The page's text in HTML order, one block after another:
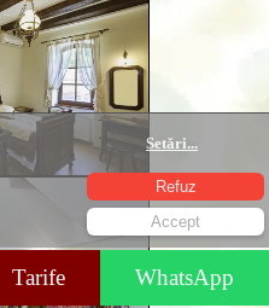
Tarife WhatsApp
Setări...
Refuz
Accept